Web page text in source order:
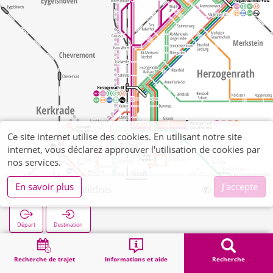
Recherche de trajet Informations et aide Recherche
Merkstein Wildnis
Départ Destination
Démarrage Recherche
Ce site internet utilise des cookies. En utilisant notre site
internet, vous déclarez approuver l'utilisation de cookies par
nos services.
En savoir plus
J'accepte